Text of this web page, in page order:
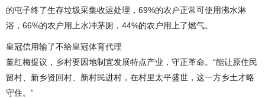
的屯子终了生存垃圾采集收运处理，69%的农户正常可使用沸水淋
浴，66%的农户用上水冲茅厕，44%的农户用上了燃气。
皇冠信用输了不给皇冠体育代理
董红梅提议，乡村要因地制宜发展特点产业，守正革命。“能让原住民
留村、新乡贤回村、新村民进村，在村里太平盛世，这一方乡土才略
守住。”